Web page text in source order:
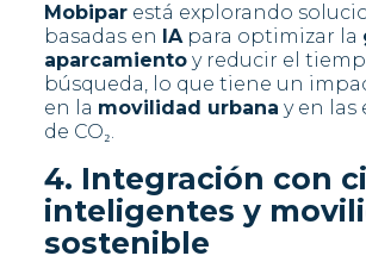
Mobipar está explorando
basadas en IApara optimizar la
aparcamiento y reducir el
búsqueda, lo que tiene un
en la movilidad urbana y en las
de CO₂.
4. Integración con
inteligentes y
sostenible